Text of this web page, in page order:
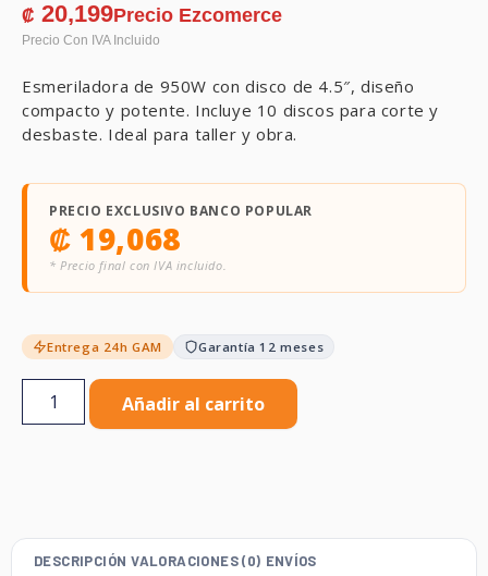
₡ 20,199
Esmeriladora de 950W con disco de 4.5″, diseño
compacto y potente. Incluye 10 discos para corte y
desbaste. Ideal para taller y obra.
PRECIO EXCLUSIVO BANCO POPULAR
₡ 19,068
* Precio final con IVA incluido.
Entrega 24h GAM Garantía 12 meses
Añadir al carrito
DESCRIPCIÓN VALORACIONES (0) ENVÍOS